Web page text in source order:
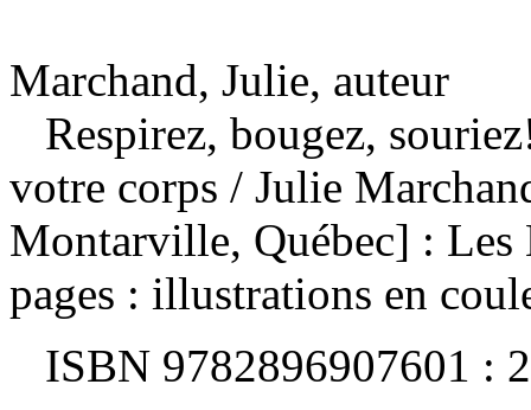
Marchand, Julie, auteur
Respirez, bougez,
votre corps / Julie
Montarville, Québec] :
pages : illustrations en
ISBN 9782896907601 :